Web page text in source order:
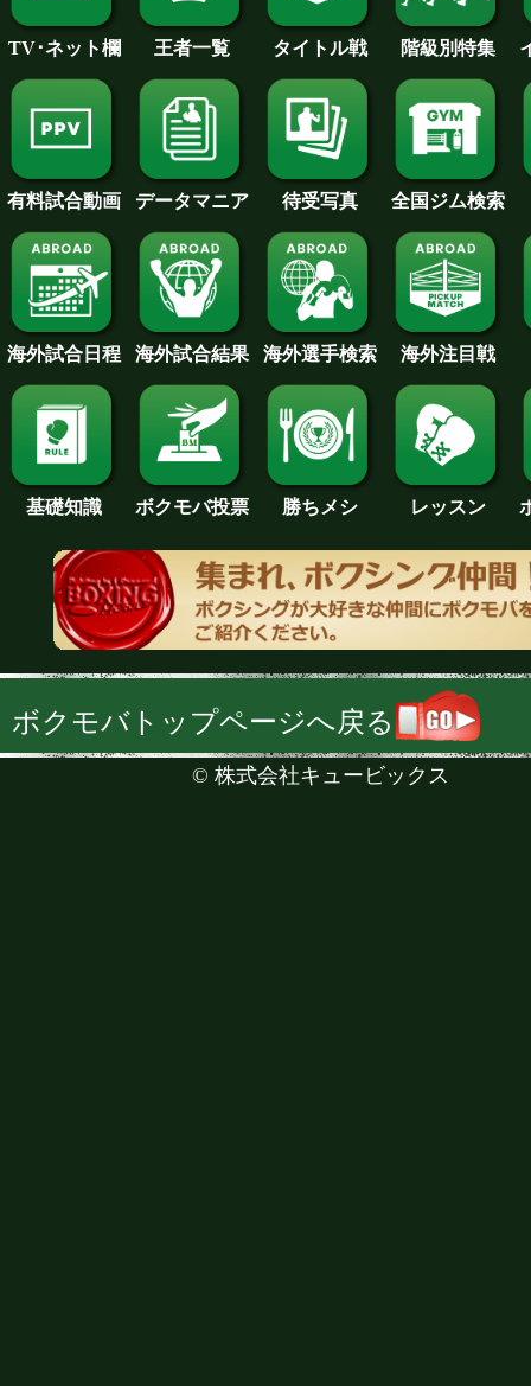
TV･ネット欄 王者一覧 タイトル戦 階級別特集
有料試合動画 データマニア 待受写真 全国ジム検索
海外試合日程 海外試合結果 海外選手検索 海外注目戦
基礎知識 ボクモバ投票 勝ちメシ レッスン
ボクモバトップページへ戻る
© 株式会社キュービックス